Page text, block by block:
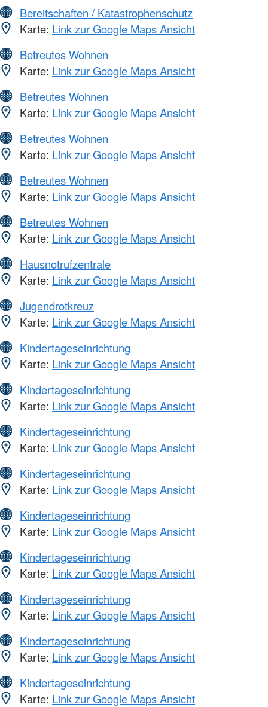
Bereitschaften / Katastrophenschutz
Karte: Link zur Google Maps Ansicht
Betreutes Wohnen
Karte: Link zur Google Maps Ansicht
Betreutes Wohnen
Karte: Link zur Google Maps Ansicht
Betreutes Wohnen
Karte: Link zur Google Maps Ansicht
Betreutes Wohnen
Karte: Link zur Google Maps Ansicht
Betreutes Wohnen
Karte: Link zur Google Maps Ansicht
Hausnotrufzentrale
Karte: Link zur Google Maps Ansicht
Jugendrotkreuz
Karte: Link zur Google Maps Ansicht
Kindertageseinrichtung
Karte: Link zur Google Maps Ansicht
Kindertageseinrichtung
Karte: Link zur Google Maps Ansicht
Kindertageseinrichtung
Karte: Link zur Google Maps Ansicht
Kindertageseinrichtung
Karte: Link zur Google Maps Ansicht
Kindertageseinrichtung
Karte: Link zur Google Maps Ansicht
Kindertageseinrichtung
Karte: Link zur Google Maps Ansicht
Kindertageseinrichtung
Karte: Link zur Google Maps Ansicht
Kindertageseinrichtung
Karte: Link zur Google Maps Ansicht
Kindertageseinrichtung
Karte: Link zur Google Maps Ansicht